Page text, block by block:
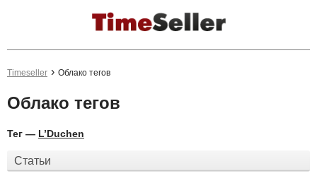
Timeseller Облако тегов
Облако тегов
Тег — L’Duchen
Статьи